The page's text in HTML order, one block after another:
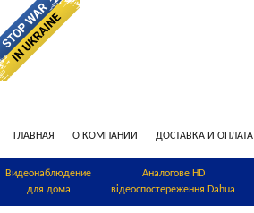
ГЛАВНАЯ О КОМПАНИИ ДОСТАВКА И ОПЛАТА
Видеонаблюдение
для дома
Аналогове HD
відеоспостереження Dahua